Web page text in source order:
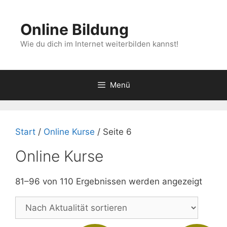
springenOnline Bildung
Wie du dich im Internet weiterbilden kannst!
Menü
Start / Online Kurse / Seite 6
Online Kurse
81–96 von 110 Ergebnissen werden angezeigtNach